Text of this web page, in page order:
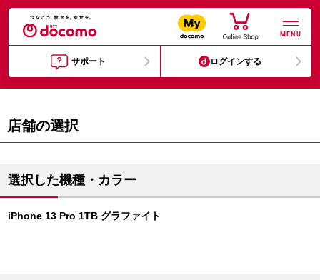
MENU
サポート ログインする
店舗の選択
選択した機種・カラー
iPhone 13 Pro 1TB グラファイト